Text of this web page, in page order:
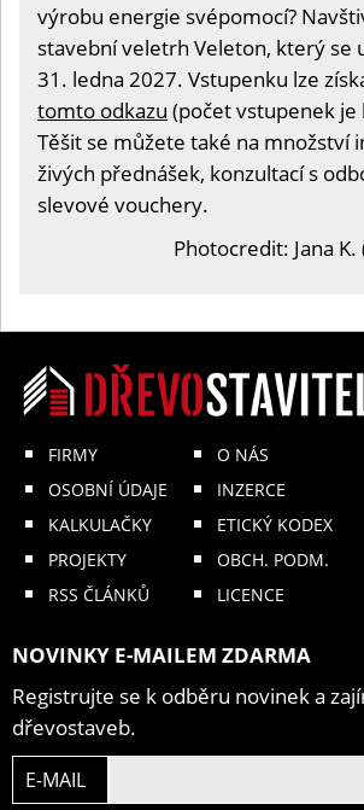
výrobu energie svépomocí?
stavební veletrh Veleton, který se
31. ledna 2027. Vstupenku lze
tomto odkazu (počet vstupenek je
Těšit se můžete také na množství
živých přednášek, konzultací s
slevové vouchery.
Photocredit: Jana
FIRMY
OSOBNÍ ÚDAJE
KALKULAČKY
PROJEKTY
RSS ČLÁNKŮ
O NÁS
INZERCE
ETICKÝ KODEX
OBCH. PODM.
LICENCE
NOVINKY E-MAILEM ZDARMA
Registrujte se k odběru novinek a
dřevostaveb.
E-MAIL